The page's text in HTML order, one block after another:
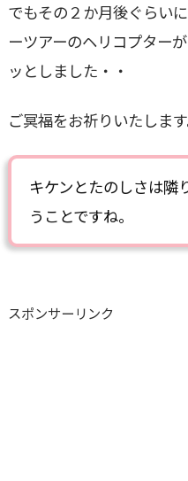
でもその２か月後ぐらい
ーツアーのヘリコプター
ッとしました・・
ご冥福をお祈りいたします
キケンとたのしさは隣
うことですね。
スポンサーリンク